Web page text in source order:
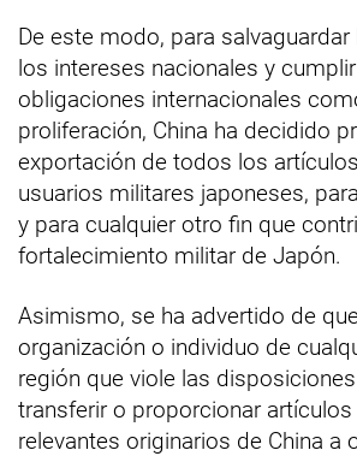
De este modo, para
los intereses nacionales y
obligaciones internacionales
proliferación, China ha decidido
exportación de todos los
usuarios militares japoneses,
y para cualquier otro fin que
fortalecimiento militar de Japón.
Asimismo, se ha advertido de
organización o individuo de
región que viole las
transferir o proporcionar
relevantes originarios de China a